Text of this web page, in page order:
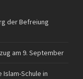
der Befreiung
am 9. September
Schule in